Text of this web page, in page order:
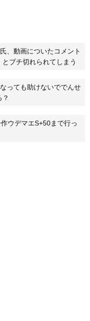
、動画についたコメント
ブチ切れられてしまう
っても助けないででんせ
ウデマエS+50まで行っ